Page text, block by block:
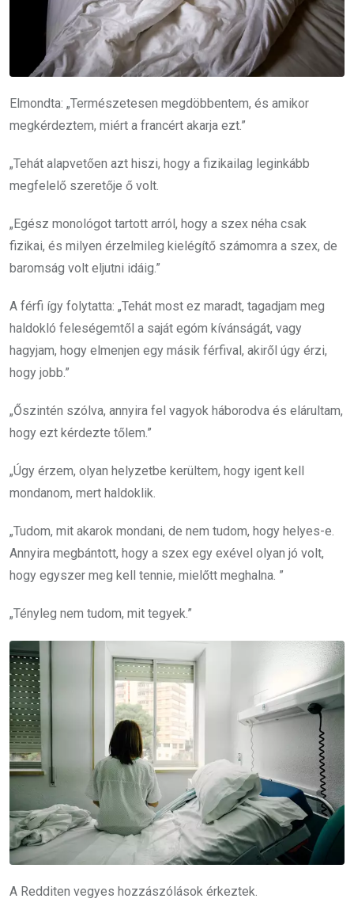
Elmondta: „Természetesen megdöbbentem, és amikor
megkérdeztem, miért a francért akarja ezt.”
„Tehát alapvetően azt hiszi, hogy a fizikailag leginkább
megfelelő szeretője ő volt.
„Egész monológot tartott arról, hogy a szex néha csak
fizikai, és milyen érzelmileg kielégítő számomra a szex, de
baromság volt eljutni idáig.”
A férfi így folytatta: „Tehát most ez maradt, tagadjam meg
haldokló feleségemtől a saját egóm kívánságát, vagy
hagyjam, hogy elmenjen egy másik férfival, akiről úgy érzi,
hogy jobb.”
„Őszintén szólva, annyira fel vagyok háborodva és elárultam,
hogy ezt kérdezte tőlem.”
„Úgy érzem, olyan helyzetbe kerültem, hogy igent kell
mondanom, mert haldoklik.
„Tudom, mit akarok mondani, de nem tudom, hogy helyes-e.
Annyira megbántott, hogy a szex egy exével olyan jó volt,
hogy egyszer meg kell tennie, mielőtt meghalna. ”
„Tényleg nem tudom, mit tegyek.”
A Redditen vegyes hozzászólások érkeztek.